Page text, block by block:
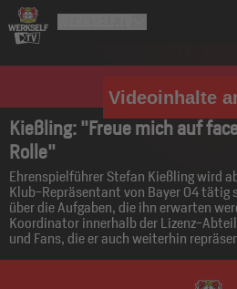
Videoinhalte
Kießling: "Freue mich auf
Rolle"
Ehrenspielführer Stefan Kießling wird
Klub-Repräsentant von Bayer 04 tätig
über die Aufgaben, die ihn erwarten
Koordinator innerhalb der Lizenz-
und Fans, die er auch weiterhin